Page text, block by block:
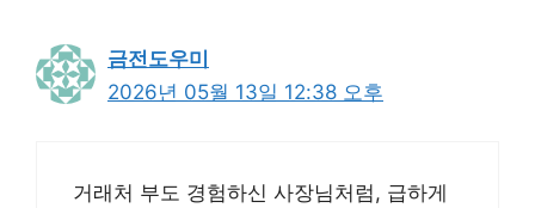
금전도우미
2026년 05월 13일 12:38 오후
거래처 부도 경험하신 사장님처럼, 급하게